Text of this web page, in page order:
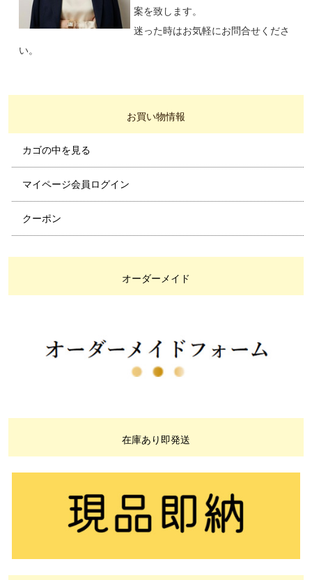
案を致します。
迷った時はお気軽にお問合せくださ
い。
お買い物情報
カゴの中を見る
マイページ会員ログイン
クーポン
オーダーメイド
在庫あり即発送